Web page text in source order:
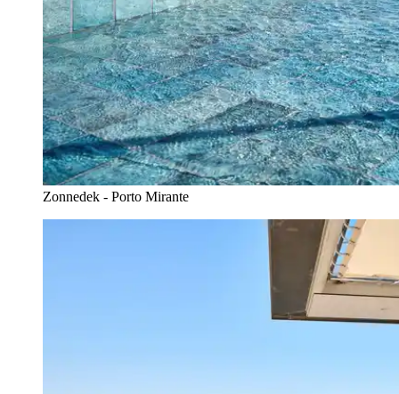
Zonnedek - Porto Mirante